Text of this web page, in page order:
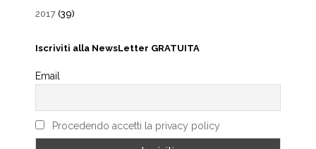
2017 (39)
Iscriviti alla NewsLetter GRATUITA
Email
Procedendo accetti la privacy policy